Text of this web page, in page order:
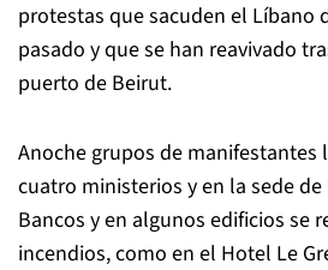
protestas que sacuden el Líbano
pasado y que se han reavivado
puerto de Beirut.
Anoche grupos de
cuatro ministerios y en la sede
Bancos y en algunos edificios se
incendios, como en el Hotel Le